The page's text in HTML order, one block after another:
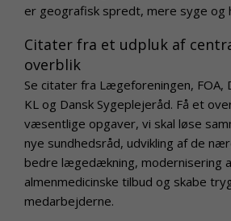
er geografisk spredt, mere syge og
Citater fra et udpluk af
overblik
Se citater fra Lægeforeningen, FOA,
KL og Dansk Sygeplejeråd. Få et
væsentlige opgaver, vi skal løse
nye sundhedsråd, udvikling af de
bedre lægedækning, modernisering
almenmedicinske tilbud og skabe
medarbejderne.